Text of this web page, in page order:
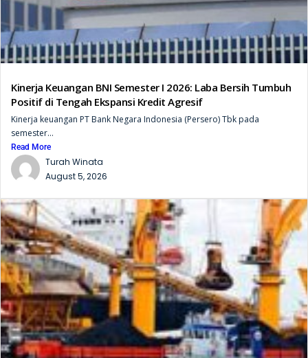
Kinerja Keuangan BNI Semester I 2026: Laba Bersih Tumbuh
Positif di Tengah Ekspansi Kredit Agresif
Kinerja keuangan PT Bank Negara Indonesia (Persero) Tbk pada
semester...
Read More
Turah Winata
August 5, 2026